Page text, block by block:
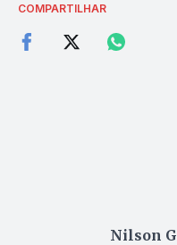
COMPARTILHAR
Nilson